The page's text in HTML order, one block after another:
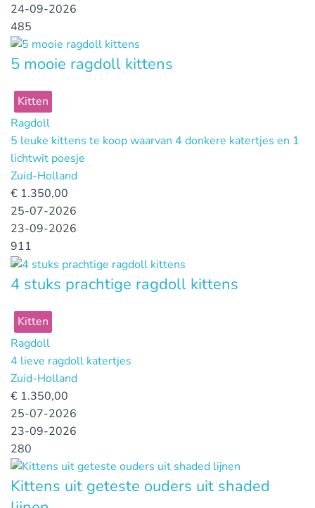
24-09-2026
485
5 mooie ragdoll kittens
Kitten
Ragdoll
5 leuke kittens te koop waarvan 4 donkere katertjes en 1
lichtwit poesje
Zuid-Holland
€ 1.350,00
25-07-2026
23-09-2026
911
4 stuks prachtige ragdoll kittens
Kitten
Ragdoll
4 lieve ragdoll katertjes
Zuid-Holland
€ 1.350,00
25-07-2026
23-09-2026
280
Kittens uit geteste ouders uit shaded